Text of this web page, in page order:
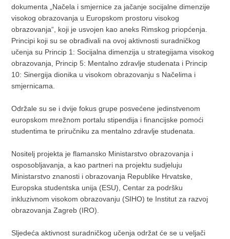
dokumenta „Načela i smjernice za jačanje socijalne dimenzije
visokog obrazovanja u Europskom prostoru visokog
obrazovanja“, koji je usvojen kao aneks Rimskog priopćenja.
Principi koji su se obrađivali na ovoj aktivnosti suradničkog
učenja su Princip 1: Socijalna dimenzija u strategijama visokog
obrazovanja, Princip 5: Mentalno zdravlje studenata i Princip
10: Sinergija dionika u visokom obrazovanju s Načelima i
smjernicama.
Održale su se i dvije fokus grupe posvećene jedinstvenom
europskom mrežnom portalu stipendija i financijske pomoći
studentima te priručniku za mentalno zdravlje studenata.
Nositelj projekta je flamansko Ministarstvo obrazovanja i
osposobljavanja, a kao partneri na projektu sudjeluju
Ministarstvo znanosti i obrazovanja Republike Hrvatske,
Europska studentska unija (ESU), Centar za podršku
inkluzivnom visokom obrazovanju (SIHO) te Institut za razvoj
obrazovanja Zagreb (IRO).
Sljedeća aktivnost suradničkog učenja održat će se u veljači